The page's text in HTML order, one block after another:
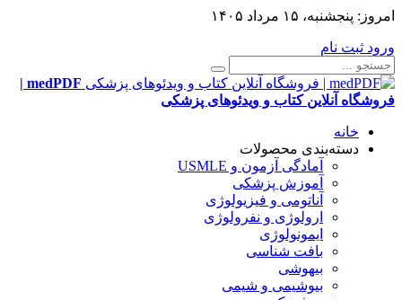
امروز: پنجشنبه، ۱۵ مرداد ۱۴۰۵
ورود ثبت نام
medPDF |
فروشگاه آنلاین کتاب و ویدئوهای پزشکی
خانه
دسته‌بندی محصولات
آمادگی آزمون و USMLE
آموزش پزشکی
آناتومی و فیزیولوژی
ارولوژی و نفرولوژی
ایمونولوژی
بافت شناسی
بیهوشی
بیوشیمی و شیمی